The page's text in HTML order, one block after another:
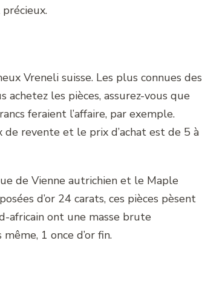
Vreneli suisse. Les plus connues des
les pièces, assurez-vous que
feraient l’affaire, par exemple.
revente et le prix d’achat est de 5 à
de Vienne autrichien et le Maple
d’or 24 carats, ces pièces pèsent
africain ont une masse brute
1 once d’or fin.